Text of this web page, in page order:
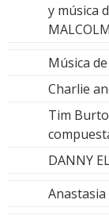
y música
Música
Charlie
Tim
DANNY
Anastasia